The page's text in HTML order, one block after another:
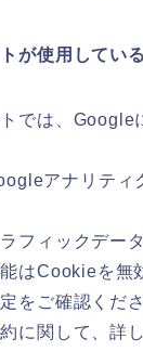
が使用してい
では、Google
アナリティ
フィックデー
はCookieを無
をご確認くださ
に関して、詳